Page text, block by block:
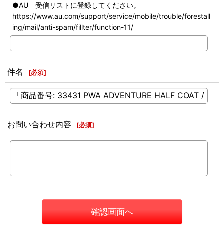
●AU 受信リストに登録してください。
https://www.au.com/support/service/mobile/trouble/forestall
ing/mail/anti-spam/fillter/function-11/
件名 [必須]
お問い合わせ内容 [必須]
確認画面へ